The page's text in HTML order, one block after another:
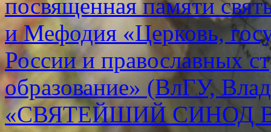
посвященная памяти
и Мефодия «Церковь,
России и православных
образование» (ВлГУ,
«СВЯТЕЙШИЙ СИНОД